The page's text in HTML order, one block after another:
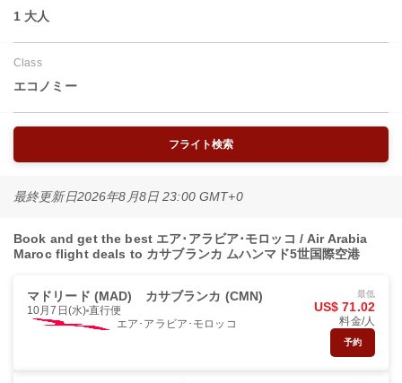
1 大人
Class
エコノミー
フライト検索
最終更新日2026年8月8日 23:00 GMT+0
Book and get the best エア･アラビア･モロッコ / Air Arabia
Maroc flight deals to カサブランカ ムハンマド5世国際空港
マドリード (MAD) カサブランカ (CMN)
10月7日(水) 直行便
エア･アラビア･モロッコ
最低
US$ 71.02
料金/人
予約